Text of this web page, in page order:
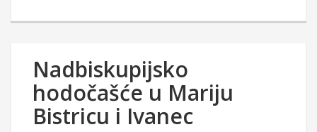
Nadbiskupijsko
hodočašće u Mariju
Bistricu i Ivanec